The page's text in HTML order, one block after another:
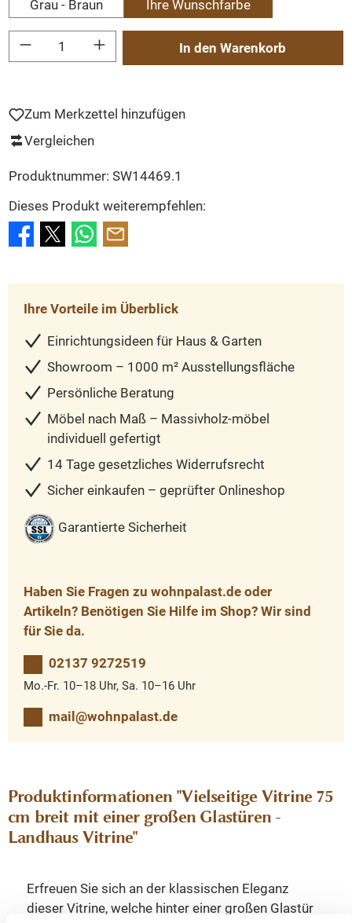
Grau - Braun
Ihre Wunschfarbe
Produkt Anzahl: Gib den gewünschten Wert ein oder benutze die Schaltflächen
In den Warenkorb
Zum Merkzettel hinzufügen
Vergleichen
Produktnummer: SW14469.1
Dieses Produkt weiterempfehlen:
Ihre Vorteile im Überblick
Einrichtungsideen für Haus & Garten
Showroom – 1000 m² Ausstellungsfläche
Persönliche Beratung
Möbel nach Maß – Massivholz-möbel
individuell gefertigt
14 Tage gesetzliches Widerrufsrecht
Sicher einkaufen – geprüfter Onlineshop
Garantierte Sicherheit
Haben Sie Fragen zu wohnpalast.de oder
Artikeln? Benötigen Sie Hilfe im Shop? Wir sind
für Sie da.
02137 9272519
Mo.-Fr. 10–18 Uhr, Sa. 10–16 Uhr
mail@wohnpalast.de
Produktinformationen "Vielseitige Vitrine 75
cm breit mit einer großen Glastüren -
Landhaus Vitrine"
Erfreuen Sie sich an der klassischen Eleganz
dieser Vitrine, welche hinter einer großen Glastür